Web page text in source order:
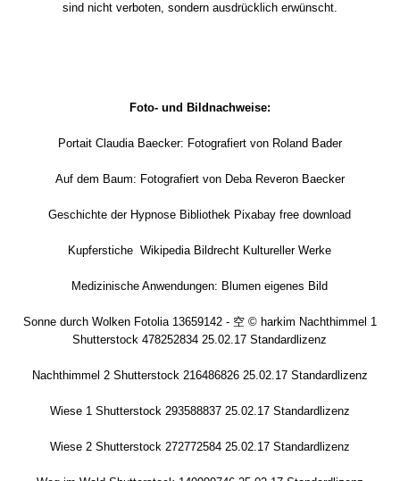
sind nicht verboten, sondern ausdrücklich erwünscht.
Foto- und Bildnachweise:
Portait Claudia Baecker: Fotografiert von Roland Bader
Auf dem Baum: Fotografiert von Deba Reveron Baecker
Geschichte der Hypnose Bibliothek Pixabay free download
Kupferstiche Wikipedia Bildrecht Kultureller Werke
Medizinische Anwendungen: Blumen eigenes Bild
Sonne durch Wolken Fotolia 13659142 - 空 © harkim Nachthimmel 1
Shutterstock 478252834 25.02.17 Standardlizenz
Nachthimmel 2 Shutterstock 216486826 25.02.17 Standardlizenz
Wiese 1 Shutterstock 293588837 25.02.17 Standardlizenz
Wiese 2 Shutterstock 272772584 25.02.17 Standardlizenz